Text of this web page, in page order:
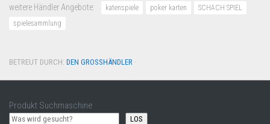
weitere Händler Angebote: katenspiele poker karten
SCHACH SPIEL
spielesammlung
BETREUT DURCH: DEN GROSSHÄNDLER ·
Produkt Suchmaschine
LOS